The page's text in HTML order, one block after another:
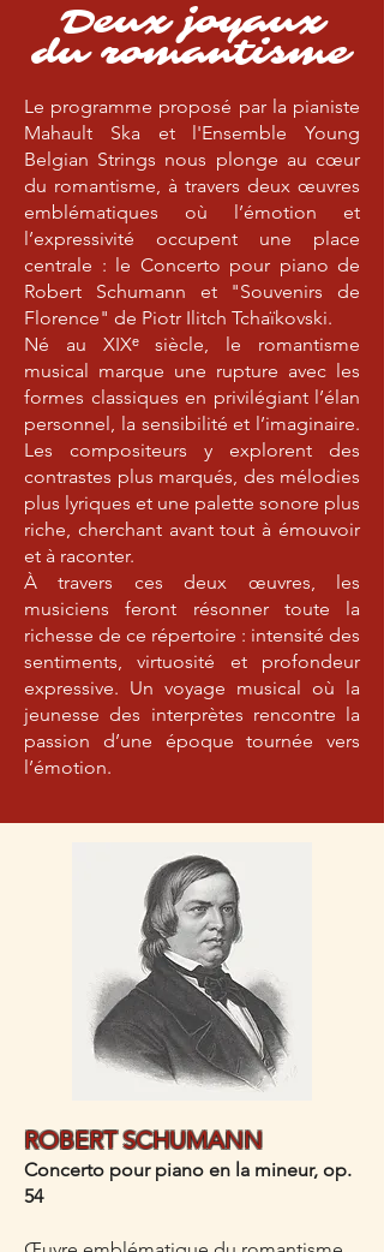
Deux joyaux
du romantisme
Le programme proposé par la pianiste
Mahault Ska et l'Ensemble Young
Belgian Strings nous plonge au cœur
du romantisme, à travers deux œuvres
emblématiques où l’émotion et
l’expressivité occupent une place
centrale : le Concerto pour piano de
Robert Schumann et "Souvenirs de
Florence" de Piotr Ilitch Tchaïkovski.
Né au XIXᵉ siècle, le romantisme
musical marque une rupture avec les
formes classiques en privilégiant l’élan
personnel, la sensibilité et l’imaginaire.
Les compositeurs y explorent des
contrastes plus marqués, des mélodies
plus lyriques et une palette sonore plus
riche, cherchant avant tout à émouvoir
et à raconter.
À travers ces deux œuvres, les
musiciens feront résonner toute la
richesse de ce répertoire : intensité des
sentiments, virtuosité et profondeur
expressive. Un voyage musical où la
jeunesse des interprètes rencontre la
passion d’une époque tournée vers
l’émotion.
ROBERT SCHUMANN
Concerto pour piano en la mineur, op.
54